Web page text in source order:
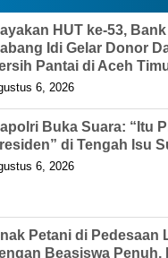
HUT ke-53,
Idi Gelar Donor
Pantai di Aceh
6, 2026
Buka Suara: “Itu
di Tengah Isu
6, 2026
Petani di Pedesaan
Beasiswa Penuh,